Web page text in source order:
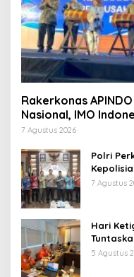
Rakerkonas
Nasional, IMO
Kolaborasi Lintas
7 Agustus 2026
Polri
7 Agustus
Hari
5 Agustus